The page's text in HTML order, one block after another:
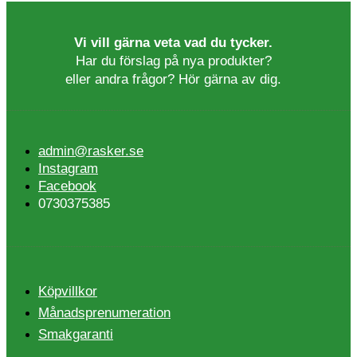
olika
kan
Vi vill gärna veta vad du tycker.
Har du förslag på nya produkter?
eller andra frågor? Hör gärna av dig.
admin@rasker.se
Instagram
Facebook
0730375385
Köpvillkor
Månadsprenumeration
Smakgaranti